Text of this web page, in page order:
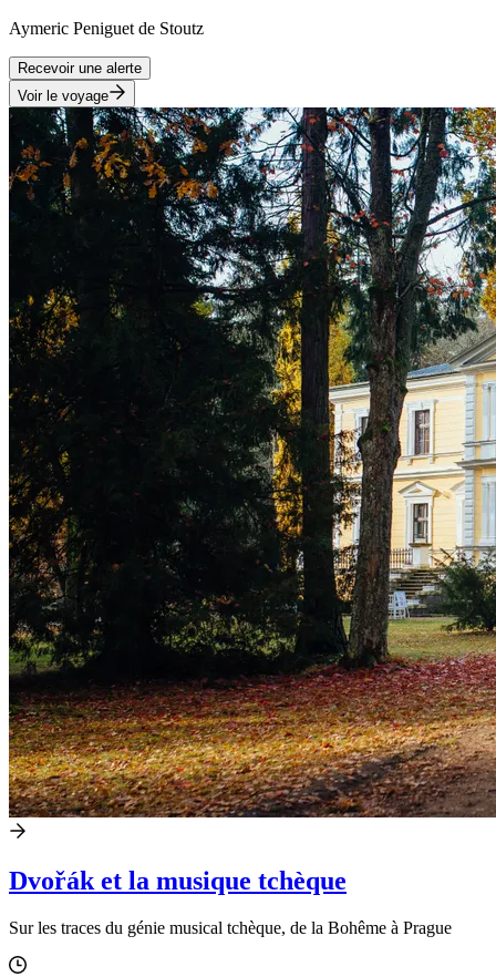
Aymeric Peniguet de Stoutz
Recevoir une alerte
Voir le voyage
Dvořák et la musique tchèque
Sur les traces du génie musical tchèque, de la Bohême à Prague